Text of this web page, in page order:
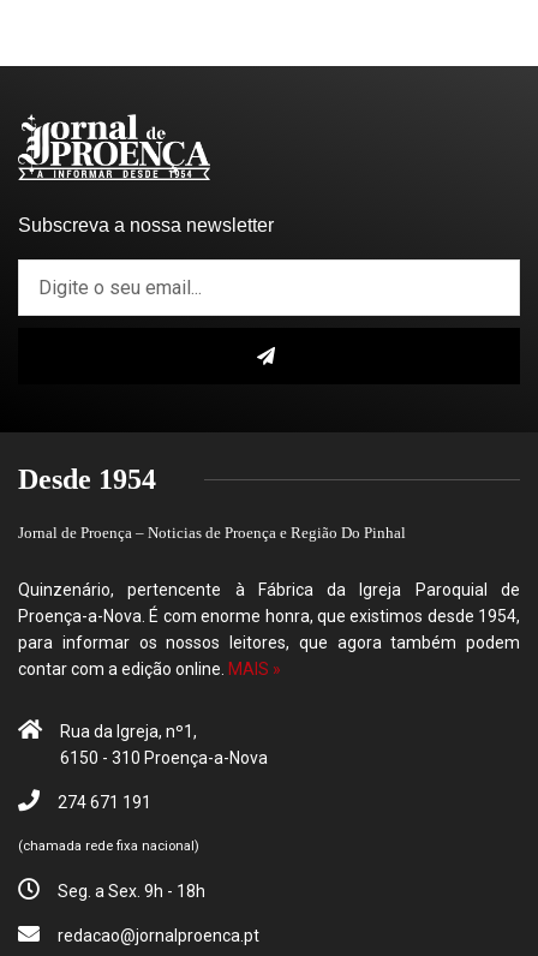
Subscreva a nossa newsletter
Desde 1954
Jornal de Proença – Noticias de Proença e Região Do Pinhal
Quinzenário, pertencente à Fábrica da Igreja Paroquial de
Proença-a-Nova. É com enorme honra, que existimos desde 1954,
para informar os nossos leitores, que agora também podem
contar com a edição online. MAIS »
Rua da Igreja, nº1,
6150 - 310 Proença-a-Nova
274 671 191
(chamada rede fixa nacional)
Seg. a Sex. 9h - 18h
redacao@jornalproenca.pt